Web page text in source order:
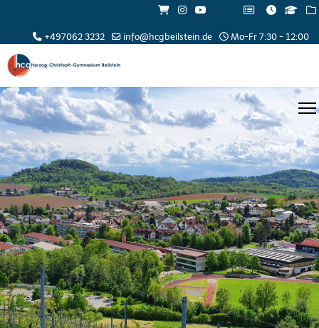
+497062 3232 info@hcgbeilstein.de Mo-Fr 7:30 - 12:00